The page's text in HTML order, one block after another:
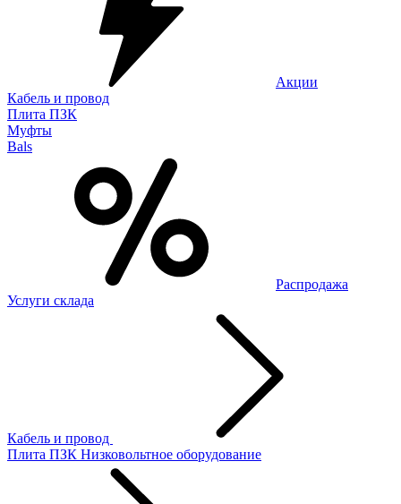
Акции
Кабель и провод
Плита ПЗК
Муфты
Bals
Распродажа
Услуги склада
Кабель и провод
Плита ПЗК Низковольтное оборудование